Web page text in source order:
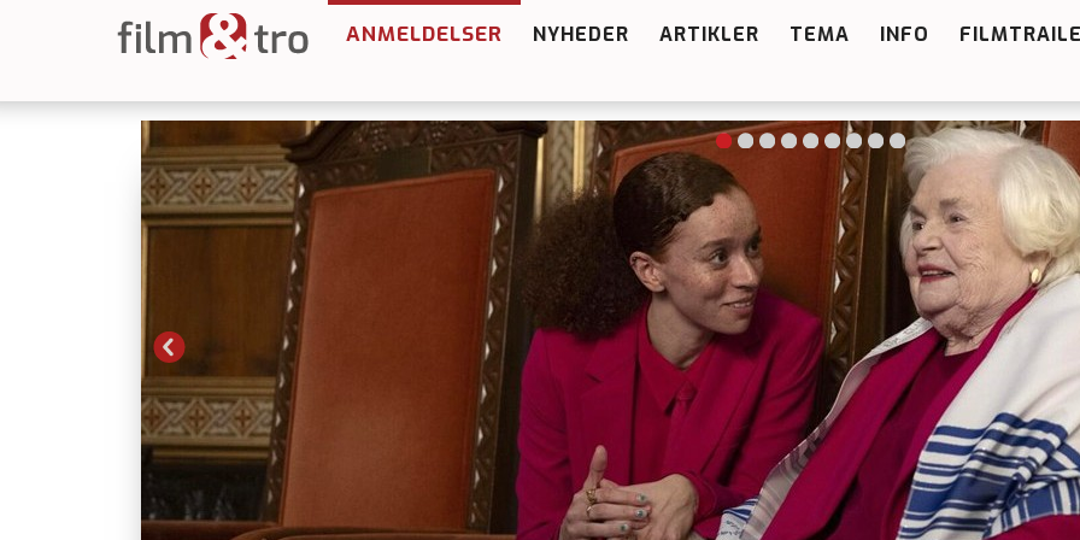
ANMELDELSER NYHEDER ARTIKLER TEMA INFO